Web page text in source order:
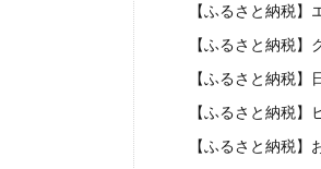
【ふるさと納税
【ふるさと納税
【ふるさと納税
【ふるさと納税
【ふるさと納税